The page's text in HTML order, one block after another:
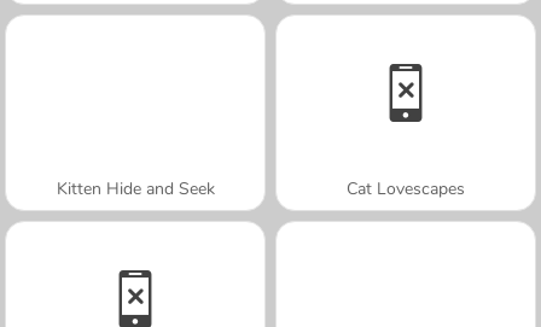
Kitten Hide and Seek Cat Lovescapes